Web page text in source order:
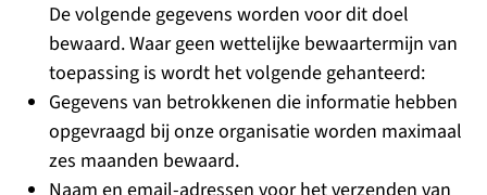
De volgende gegevens worden voor dit doel
bewaard. Waar geen wettelijke bewaartermijn van
toepassing is wordt het volgende gehanteerd:
Gegevens van betrokkenen die informatie hebben
opgevraagd bij onze organisatie worden maximaal
zes maanden bewaard.